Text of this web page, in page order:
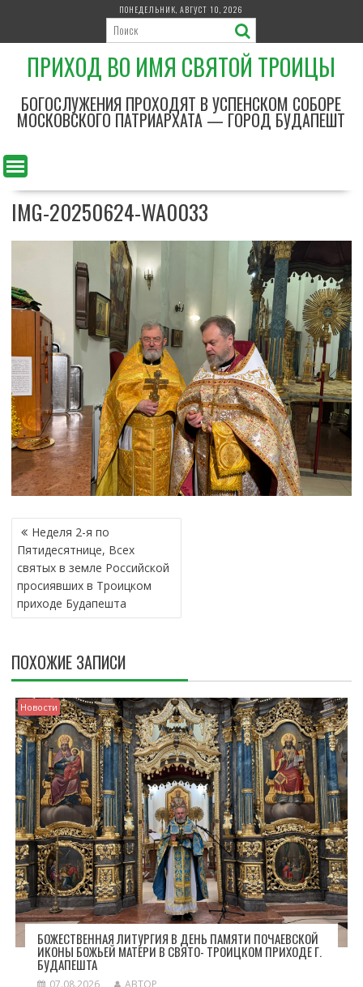
р
с
о
ПОНЕДЕЛЬНИК, АВГУСТ 10, 2026
ПРИХОД ВО ИМЯ СВЯТОЙ ТРОИЦЫ
БОГОСЛУЖЕНИЯ ПРОХОДЯТ В УСПЕНСКОМ СОБОРЕ
МОСКОВСКОГО ПАТРИАРХАТА — ГОРОД БУДАПЕШТ
IMG-20250624-WA0033
Н
А
В
И
Г
А
И
Я
П
О
З
А
П
И
С
Я
М
Неделя 2-я по
Пятидесятнице, Всех
святых в земле Российской
просиявших в Tроицком
приходе Будапешта
ПОХОЖИЕ ЗАПИСИ
Новости
БОЖЕСТВЕННАЯ ЛИТУРГИЯ В ДЕНЬ ПАМЯТИ ПОЧАЕВСКОЙ
ИКОНЫ БОЖЬЕЙ МАТЕРИ В СВЯТО- ТРОИЦКОМ ПРИХОДЕ Г.
БУДАПЕШТА
07.08.2026 АВТОР